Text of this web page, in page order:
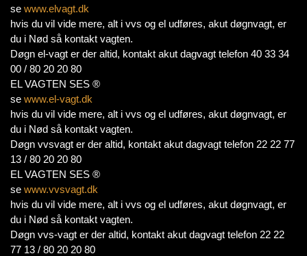
se www.elvagt.dk
hvis du vil vide mere, alt i vvs og el udføres, akut døgnvagt, er
du i Nød så kontakt vagten.
Døgn el-vagt er der altid, kontakt akut dagvagt telefon 40 33 34
00 / 80 20 20 80
EL VAGTEN SES ®
se www.el-vagt.dk
hvis du vil vide mere, alt i vvs og el udføres, akut døgnvagt, er
du i Nød så kontakt vagten.
Døgn vvsvagt er der altid, kontakt akut dagvagt telefon 22 22 77
13 / 80 20 20 80
EL VAGTEN SES ®
se www.vvsvagt.dk
hvis du vil vide mere, alt i vvs og el udføres, akut døgnvagt, er
du i Nød så kontakt vagten.
Døgn vvs-vagt er der altid, kontakt akut dagvagt telefon 22 22
77 13 / 80 20 20 80